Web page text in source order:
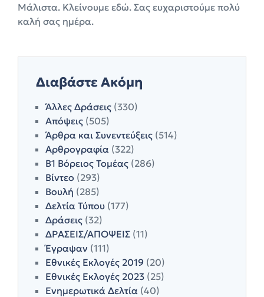
Μάλιστα. Κλείνουμε εδώ. Σας ευχαριστούμε πολύ
καλή σας ημέρα.
Διαβάστε Ακόμη
Άλλες Δράσεις (330)
Απόψεις (505)
Άρθρα και Συνεντεύξεις (514)
Αρθρογραφία (322)
Β1 Βόρειος Τομέας (286)
Βίντεο (293)
Βουλή (285)
Δελτία Τύπου (177)
Δράσεις (32)
ΔΡΑΣΕΙΣ/ΑΠΟΨΕΙΣ (11)
Έγραψαν (111)
Εθνικές Εκλογές 2019 (20)
Εθνικές Εκλογές 2023 (25)
Ενημερωτικά Δελτία (40)